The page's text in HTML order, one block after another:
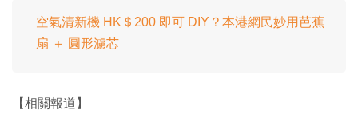
空氣清新機 HK＄200 即可 DIY？本港網民妙用芭蕉
扇 ＋ 圓形濾芯
【相關報道】